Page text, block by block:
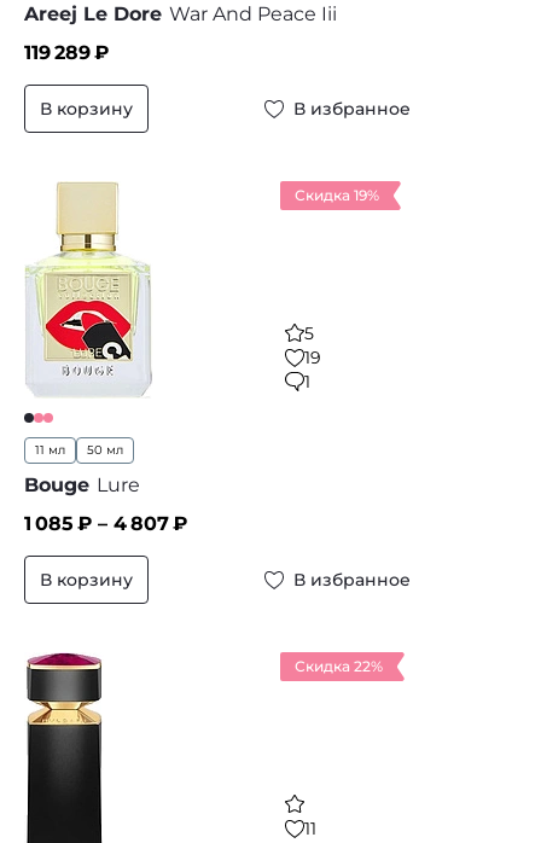
Areej Le Dore War And Peace Iii
119 289₽
В корзину В избранное
Скидка 19%
5
19
1
11 мл 50 мл
Bouge Lure
1 085 ₽ – 4 807₽
В корзину В избранное
Скидка 22%
11